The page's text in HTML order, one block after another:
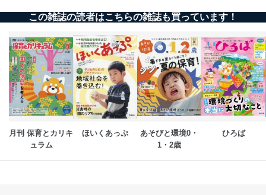
SNS公式アカウン
の個人情報
お問い合わせ対応、トラブル対
処、オペレーター教育など応対品
質向上のため
その他当社のプライバシーポリシ
ー等にて公表する利用目的達成の
ため
※上記の利用目的のうちNo.1～5については保有個人デ
ータ（開示対象個人情報）の利用目的であり、下記4.の
開示等のご請求に対応させていただきます。
なお、6、7については、パートナー（提携企業）様又は
各SNS運営会社様にご請求いただきますようお願い致し
ます。
３．個人情報の第三者提供について
この雑誌の読者はこちらの雑誌も買っています！
月刊 保育とカリキ
ュラム
ほいくあっぷ
あそびと環境0・
1・2歳
ひろば